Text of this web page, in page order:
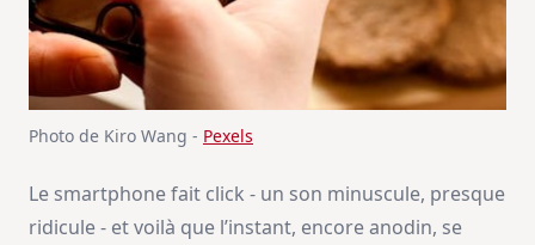
Photo de Kiro Wang - Pexels
Le smartphone fait click - un son minuscule, presque
ridicule - et voilà que l’instant, encore anodin, se